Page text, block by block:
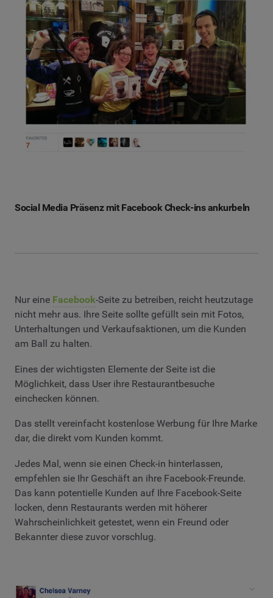
Social Media Präsenz mit Facebook Check-ins ankurbeln
Nur eine Facebook-Seite zu betreiben, reicht heutzutage
nicht mehr aus. Ihre Seite sollte gefüllt sein mit Fotos,
Unterhaltungen und Verkaufsaktionen, um die Kunden
am Ball zu halten.
Eines der wichtigsten Elemente der Seite ist die
Möglichkeit, dass User ihre Restaurantbesuche
einchecken können.
Das stellt vereinfacht kostenlose Werbung für Ihre Marke
dar, die direkt vom Kunden kommt.
Jedes Mal, wenn sie einen Check-in hinterlassen,
empfehlen sie Ihr Geschäft an ihre Facebook-Freunde.
Das kann potentielle Kunden auf Ihre Facebook-Seite
locken, denn Restaurants werden mit höherer
Wahrscheinlichkeit getestet, wenn ein Freund oder
Bekannter diese zuvor vorschlug.